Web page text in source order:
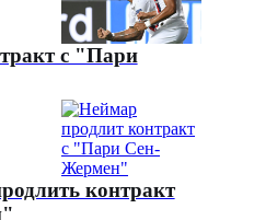
с "Пари
контракт